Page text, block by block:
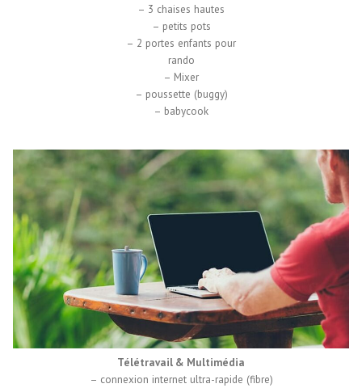
– 3 chaises hautes
– petits pots
– 2 portes enfants pour
rando
– Mixer
– poussette (buggy)
– babycook
Télétravail & Multimédia
– connexion internet ultra-rapide (fibre)